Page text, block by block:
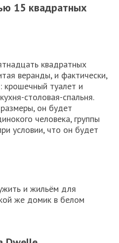
15 квадратных
квадратных
веранды, и фактически,
крошечный туалет и
столовая-спальня.
он будет
человека, группы
условии, что он будет
и жильём для
же домик в белом